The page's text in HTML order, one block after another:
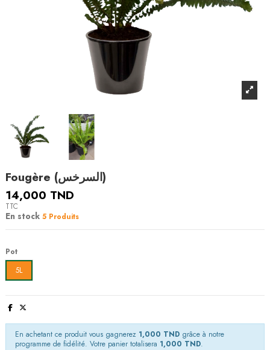
Fougère (السرخس)
14,000 TND
TTC
En stock 5 Produits
Pot
5L
En achetant ce produit vous gagnerez 1,000 TND grâce à notre
programme de fidélité. Votre panier totalisera 1,000 TND.